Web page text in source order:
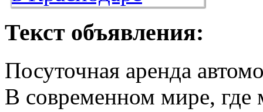
Текст объявления:
Посуточная аренда
В современном мире, где